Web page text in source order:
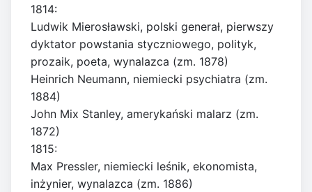
1814:
Ludwik Mierosławski, polski generał, pierwszy
dyktator powstania styczniowego, polityk,
prozaik, poeta, wynalazca (zm. 1878)
Heinrich Neumann, niemiecki psychiatra (zm.
1884)
John Mix Stanley, amerykański malarz (zm.
1872)
1815:
Max Pressler, niemiecki leśnik, ekonomista,
inżynier, wynalazca (zm. 1886)